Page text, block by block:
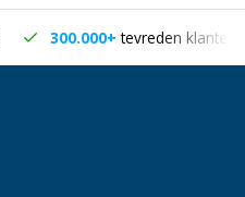
300.000+tevreden klanten